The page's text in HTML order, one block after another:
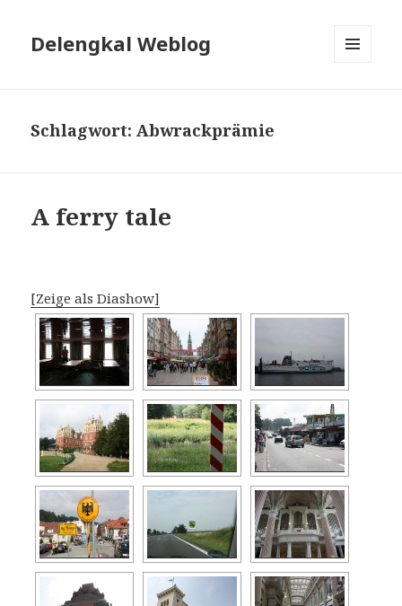
Delengkal Weblog
Schlagwort:Abwrackprämie
A ferry tale
[Zeige als Diashow]